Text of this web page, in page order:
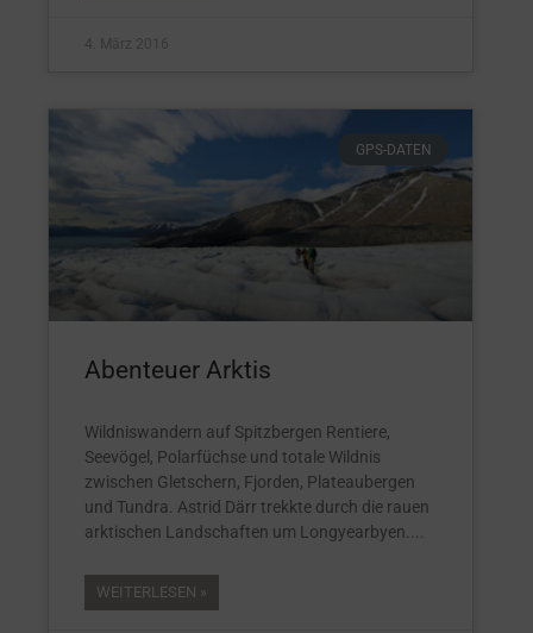
4. März 2016
GPS-DATEN
Abenteuer Arktis
Wildniswandern auf Spitzbergen Rentiere,
Seevögel, Polarfüchse und totale Wildnis
zwischen Gletschern, Fjorden, Plateaubergen
und Tundra. Astrid Därr trekkte durch die rauen
arktischen Landschaften um Longyearbyen.
WEITERLESEN »